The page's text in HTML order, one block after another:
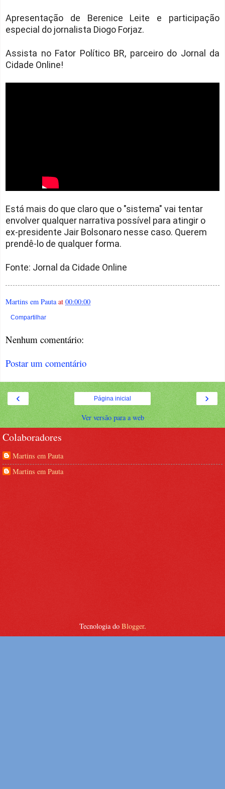
Apresentação de Berenice Leite e participação
especial do jornalista Diogo Forjaz.
Assista no Fator Político BR, parceiro do Jornal da
Cidade Online!
Está mais do que claro que o "sistema" vai tentar
envolver qualquer narrativa possível para atingir o
ex-presidente Jair Bolsonaro nesse caso. Querem
prendê-lo de qualquer forma.
Fonte: Jornal da Cidade Online
Martins em Pauta at 00:00:00
Compartilhar
Nenhum comentário:
Postar um comentário
‹ ›
Página inicial
Ver versão para a web
Colaboradores
Martins em Pauta
Martins em Pauta
Tecnologia do Blogger.